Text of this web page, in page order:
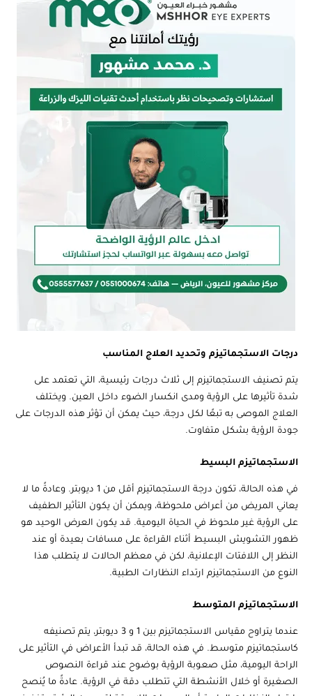
درجات الاستجماتيزم وتحديد العلاج المناسب
يتم تصنيف الاستجماتيزم إلى ثلاث درجات رئيسية، التي تعتمد على
شدة تأثيرها على الرؤية ومدى انكسار الضوء داخل العين. ويختلف
العلاج الموصى به تبعًا لكل درجة، حيث يمكن أن تؤثر هذه الدرجات على
جودة الرؤية بشكل متفاوت.
الاستجماتيزم البسيط
في هذه الحالة، تكون درجة الاستجماتيزم أقل من 1 ديوبتر. وعادةً ما لا
يعاني المريض من أعراض ملحوظة، ويمكن أن يكون التأثير الطفيف
على الرؤية غير ملحوظ في الحياة اليومية. قد يكون العرض الوحيد هو
ظهور التشويش البسيط أثناء القراءة على مسافات بعيدة أو عند
النظر إلى اللافتات الإعلانية، لكن في معظم الحالات لا يتطلب هذا
النوع من الاستجماتيزم ارتداء النظارات الطبية.
الاستجماتيزم المتوسط
عندما يتراوح مقياس الاستجماتيزم بين 1 و 3 ديوبتر، يتم تصنيفه
كاستجماتيزم متوسط. في هذه الحالة، قد تبدأ الأعراض في التأثير على
الراحة اليومية، مثل صعوبة الرؤية بوضوح عند قراءة النصوص
الصغيرة أو خلال الأنشطة التي تتطلب دقة في الرؤية. عادةً ما يُنصح